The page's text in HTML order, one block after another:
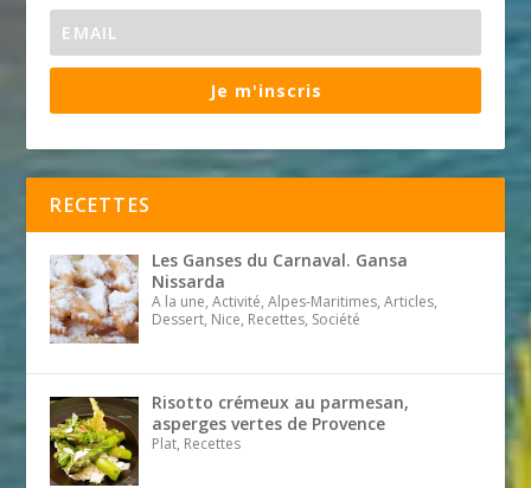
Je m'inscris
RECETTES
Les Ganses du Carnaval. Gansa
Nissarda
A la une, Activité, Alpes-Maritimes, Articles,
Dessert, Nice, Recettes, Société
Risotto crémeux au parmesan,
asperges vertes de Provence
Plat, Recettes